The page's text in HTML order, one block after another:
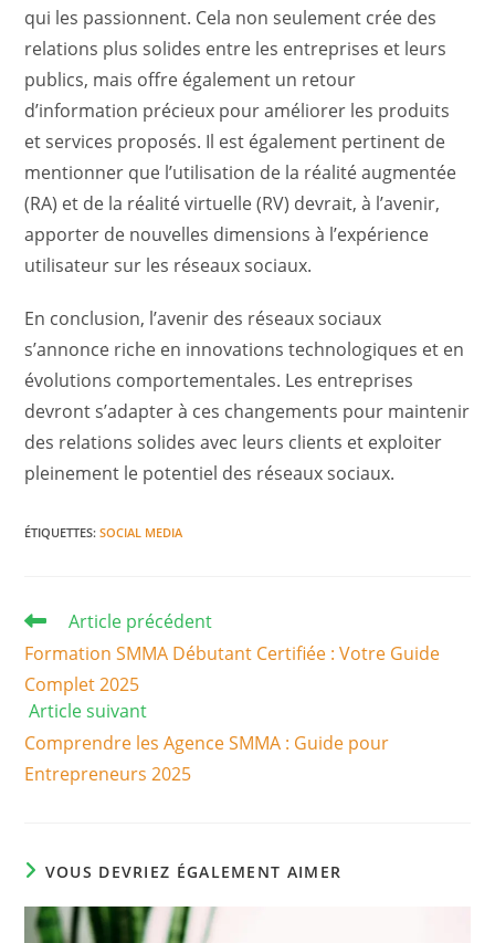
qui les passionnent. Cela non seulement crée des
relations plus solides entre les entreprises et leurs
publics, mais offre également un retour
d’information précieux pour améliorer les produits
et services proposés. Il est également pertinent de
mentionner que l’utilisation de la réalité augmentée
(RA) et de la réalité virtuelle (RV) devrait, à l’avenir,
apporter de nouvelles dimensions à l’expérience
utilisateur sur les réseaux sociaux.
En conclusion, l’avenir des réseaux sociaux
s’annonce riche en innovations technologiques et en
évolutions comportementales. Les entreprises
devront s’adapter à ces changements pour maintenir
des relations solides avec leurs clients et exploiter
pleinement le potentiel des réseaux sociaux.
ÉTIQUETTES:SOCIAL MEDIA
Read
articles
Article précédent
Formation SMMA Débutant Certifiée : Votre Guide
Complet 2025
Article suivant
Comprendre les Agence SMMA : Guide pour
Entrepreneurs 2025
VOUS DEVRIEZ ÉGALEMENT AIMER